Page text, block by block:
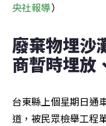
央社報導）
廢棄物埋沙
商暫時埋放
台東縣上個星期日通
道，被民眾檢舉工程